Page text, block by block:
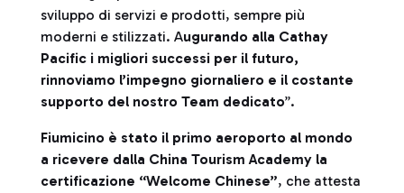
sviluppo di servizi e prodotti, sempre più
moderni e stilizzati. Augurando alla Cathay
Pacific i migliori successi per il futuro,
rinnoviamo l’impegno giornaliero e il costante
supporto del nostro Team dedicato”.
Fiumicino è stato il primo aeroporto al mondo
a ricevere dalla China Tourism Academy la
certificazione “Welcome Chinese”, che attesta